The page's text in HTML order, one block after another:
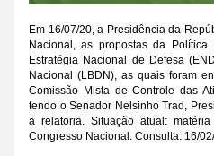
Em 16/07/20, a Presidência da
Nacional, as propostas da
Estratégia Nacional de Defesa
Nacional (LBDN), as quais foram
Comissão Mista de Controle das
tendo o Senador Nelsinho Trad,
a relatoria. Situação atual:
Congresso Nacional. Consulta: 16/